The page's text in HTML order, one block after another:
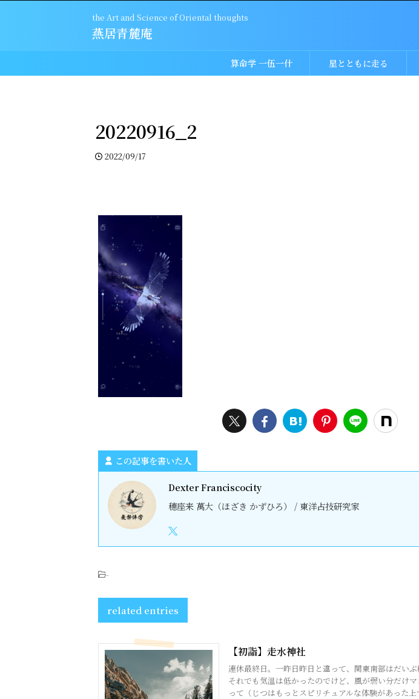
the Art and Science of Oriental thoughts
燕居青麓庵
算命学 一伍一什 星とともに走る
20220916_2
2022/09/17
この記事を書いた人
Dexter Franciscocity
穗座来 萬大（ほざき かずひろ） / 東洋占技研究家
-
related entries
【初詣】走水神社
連休最終日。一昨日昨日と違って、関東南部はだいぶ
それでも気温は低かったのでけど、風が弱い分だけ
って（じつはもっとスピリチュアルな体験があった上